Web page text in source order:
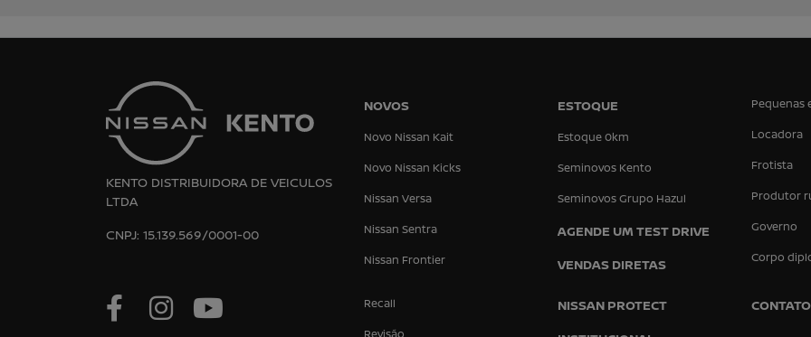
KENTO DISTRIBUIDORA DE VEICULOS
LTDA
CNPJ: 15.139.569/0001-00
NOVOS
Novo Nissan Kait
Novo Nissan Kicks
Nissan Versa
Nissan Sentra
Nissan Frontier
ESTOQUE
Estoque 0km
Seminovos Kento
Seminovos Grupo Hazul
AGENDE UM TEST DRIVE
VENDAS DIRETAS
Pequenas
Locadora
Frotista
Produtor
Governo
Corpo
Recall
Revisão
NISSAN PROTECT
CONTATO